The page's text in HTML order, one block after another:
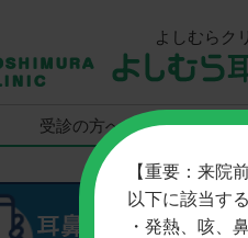
よしむらク
受診の方へ
【重要：来院
以下に該当す
・発熱、咳、